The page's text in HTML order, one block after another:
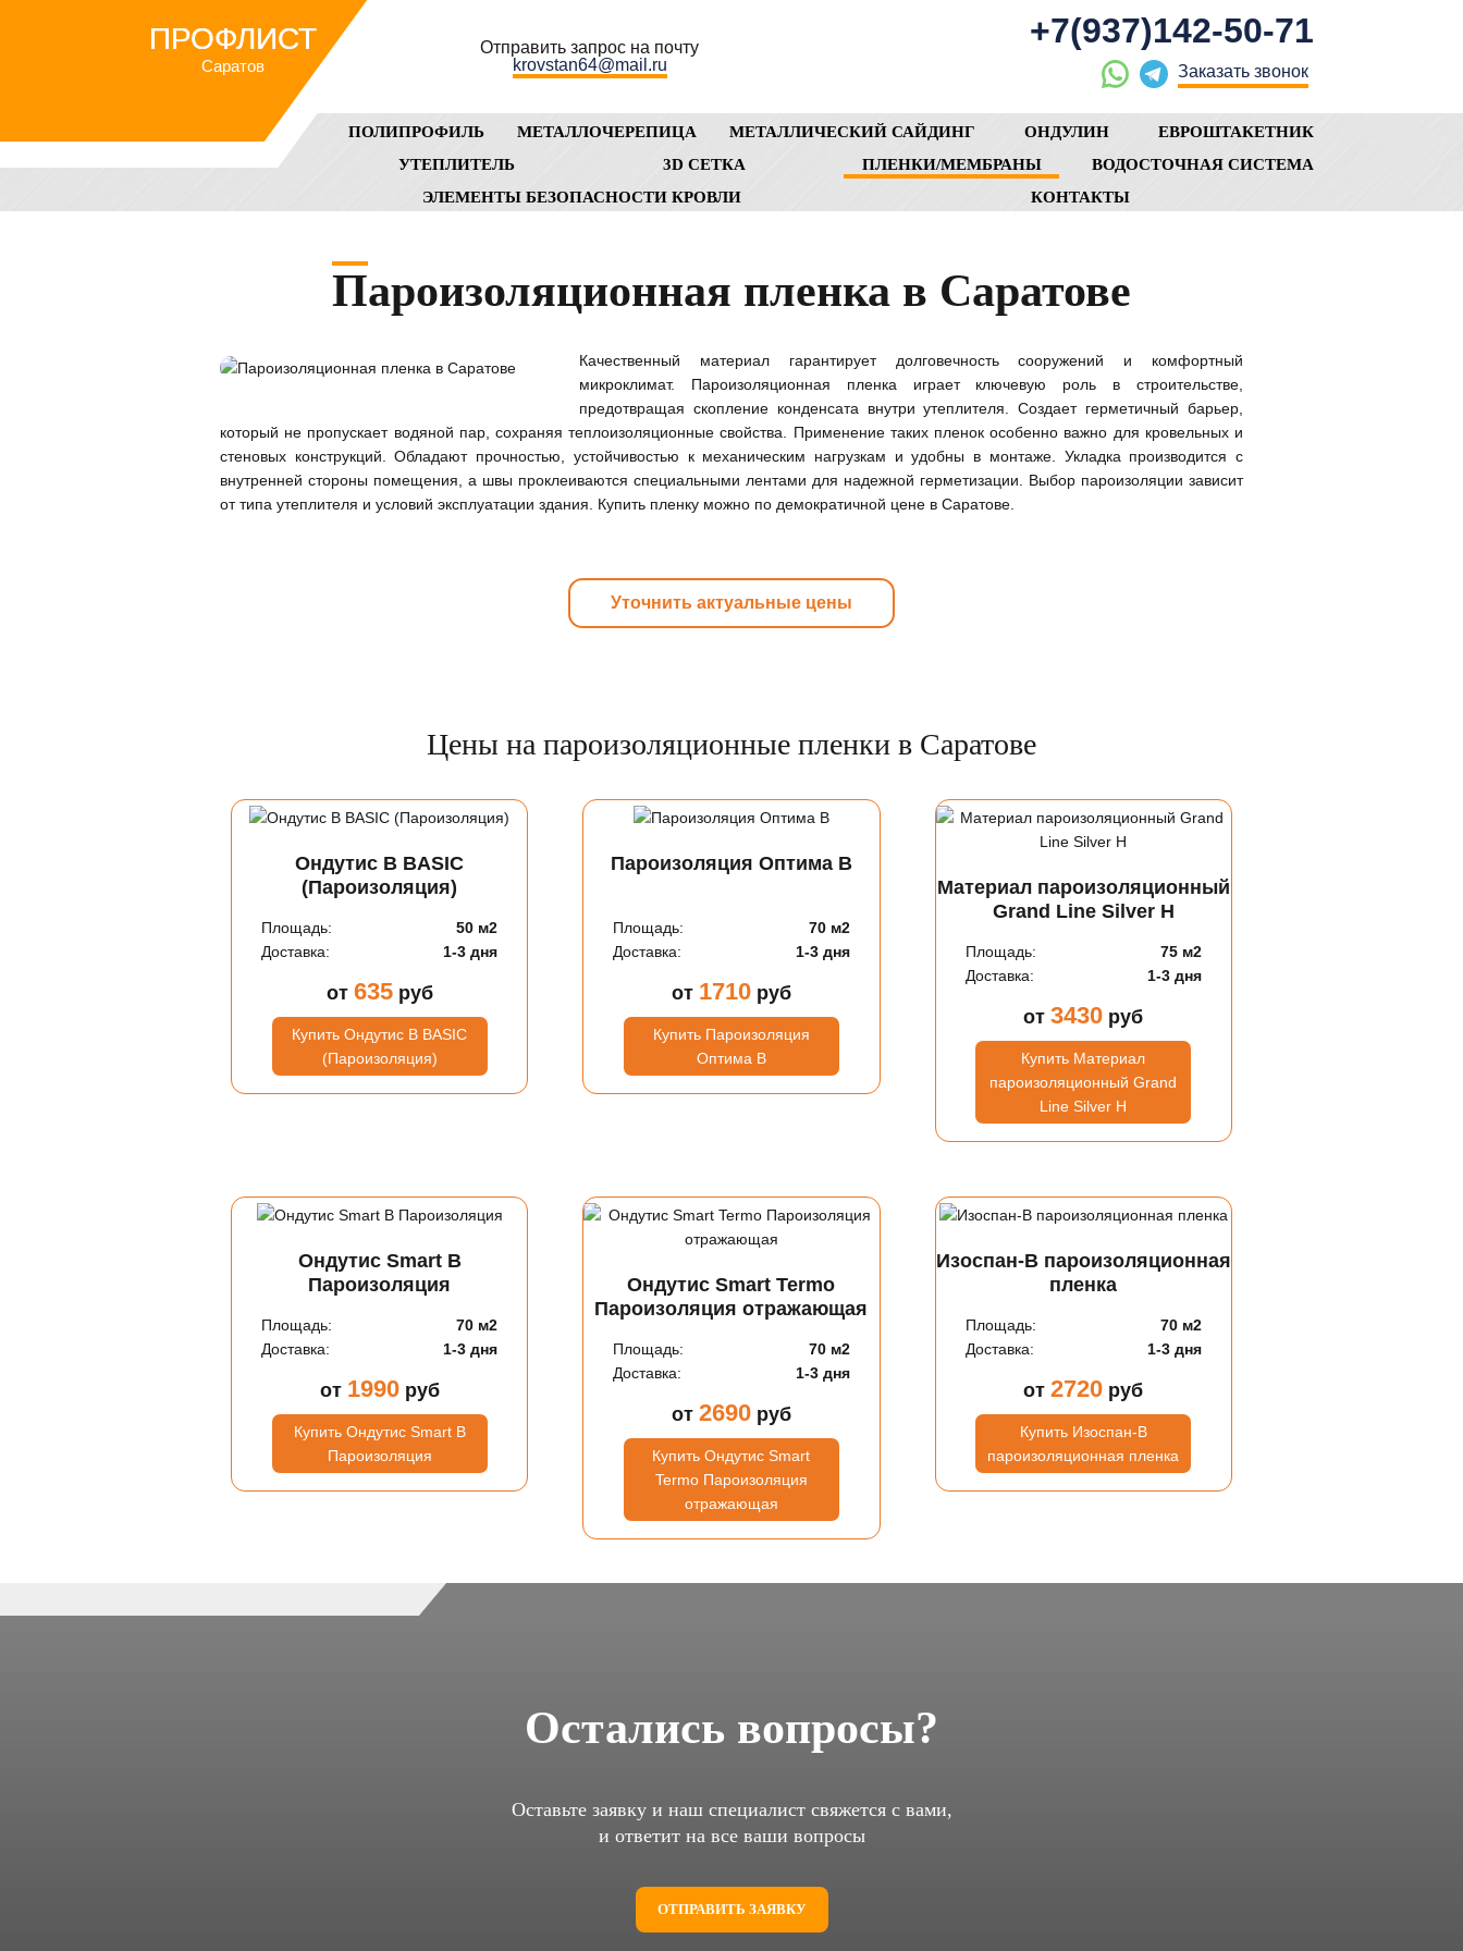
ПРОФЛИСТ
Саратов
Отправить запрос на почту
krovstan64@mail.ru
+7(937)142-50-71
Заказать звонок
ПОЛИПРОФИЛЬ МЕТАЛЛОЧЕРЕПИЦА МЕТАЛЛИЧЕСКИЙ САЙДИНГ ОНДУЛИН
ЕВРОШТАКЕТНИК
УТЕПЛИТЕЛЬ
3D СЕТКА ПЛЕНКИ/МЕМБРАНЫ
ВОДОСТОЧНАЯ СИСТЕМА
ЭЛЕМЕНТЫ БЕЗОПАСНОСТИ КРОВЛИ
КОНТАКТЫ
Пароизоляционная пленка в Саратове
Качественный материал гарантирует долговечность сооружений и комфортный
микроклимат. Пароизоляционная пленка играет ключевую роль в строительстве,
предотвращая скопление конденсата внутри утеплителя. Создает герметичный барьер,
который не пропускает водяной пар, сохраняя теплоизоляционные свойства. Применение таких пленок особенно важно для кровельных и
стеновых конструкций. Обладают прочностью, устойчивостью к механическим нагрузкам и удобны в монтаже. Укладка производится с
внутренней стороны помещения, а швы проклеиваются специальными лентами для надежной герметизации. Выбор пароизоляции зависит
от типа утеплителя и условий эксплуатации здания. Купить пленку можно по демократичной цене в Саратове.
Уточнить актуальные цены
Цены на пароизоляционные пленки в Саратове
Ондутис B BASIC
(Пароизоляция)
Площадь:
50 м2
Доставка:
1-3 дня
от 635руб
Купить Ондутис B BASIC
(Пароизоляция)
Пароизоляция Оптима В
Площадь:
70 м2
Доставка:
1-3 дня
от 1710руб
Купить Пароизоляция
Оптима В
Материал пароизоляционный
Grand Line Silver Н
Площадь:
75 м2
Доставка:
1-3 дня
от3430 руб
Купить Материал
пароизоляционный Grand
Line Silver Н
Ондутис Smart B
Пароизоляция
Площадь:
70 м2
Доставка:
1-3 дня
от 1990руб
Купить Ондутис Smart B
Пароизоляция
Ондутис Smart Termo
Пароизоляция отражающая
Площадь:
70 м2
Доставка:
1-3 дня
от 2690руб
Купить Ондутис Smart
Termo Пароизоляция
отражающая
Изоспан-В пароизоляционная
пленка
Площадь:
70 м2
Доставка:
1-3 дня
от2720 руб
Купить Изоспан-В
пароизоляционная пленка
Остались вопросы?
Оставьте заявку и наш специалист свяжется с вами,
и ответит на все ваши вопросы
ОТПРАВИТЬ ЗАЯВКУ